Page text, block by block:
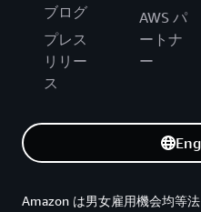
ブログ
プレス
リリー
ス
AWS パ
ートナ
ー
Amazon は男女雇用機会均等